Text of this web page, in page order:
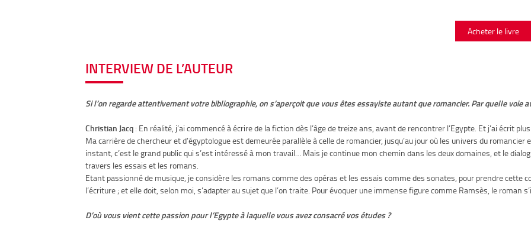
Acheter le livre
INTERVIEW DE L’AUTEUR
Si l’on regarde attentivement votre bibliographie, on s’aperçoit que vous êtes essayiste autant que romancier. Par quelle voie
Christian Jacq : En réalité, j’ai commencé à écrire de la fiction dès l’âge de treize ans, avant de rencontrer l’Egypte. Et j’ai écrit
Ma carrière de chercheur et d’égyptologue est demeurée parallèle à celle de romancier, jusqu’au jour où les univers du romancier
instant, c’est le grand public qui s’est intéressé à mon travail… Mais je continue mon chemin dans les deux domaines, et le
travers les essais et les romans.
Etant passionné de musique, je considère les romans comme des opéras et les essais comme des sonates, pour prendre cette
l’écriture ; et elle doit, selon moi, s’adapter au sujet que l’on traite. Pour évoquer une immense figure comme Ramsès, le roman
D’où vous vient cette passion pour l’Egypte à laquelle vous avez consacré vos études ?